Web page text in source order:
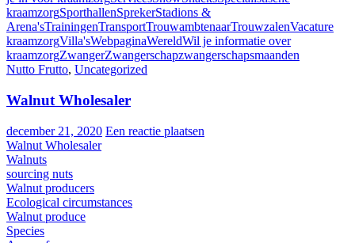
kraamzorgSporthallenSprekerStadions &
Arena'sTrainingenTransportTrouwambtenaarTrouwzalenVacature
kraamzorgVilla'sWebpaginaWereldWil je informatie over
kraamzorgZwangerZwangerschapzwangerschapsmaanden
Nutto Frutto, Uncategorized
Walnut Wholesaler
december 21, 2020 Een reactie plaatsen
Walnut Wholesaler
Walnuts
sourcing nuts
Walnut producers
Ecological circumstances
Walnut produce
Species